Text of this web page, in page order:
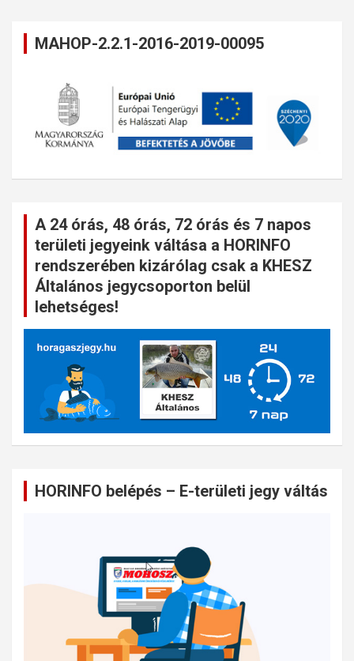
MAHOP-2.2.1-2016-2019-00095
A 24 órás, 48 órás, 72 órás és 7 napos
területi jegyeink váltása a HORINFO
rendszerében kizárólag csak a KHESZ
Általános jegycsoporton belül
lehetséges!
HORINFO belépés – E-területi jegy váltás